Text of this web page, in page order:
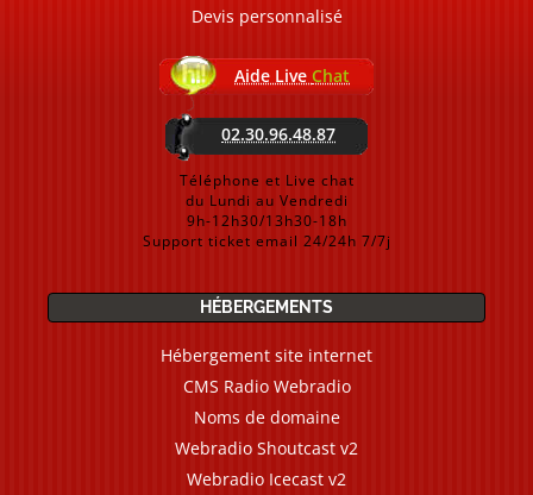
Devis personnalisé
Aide Live Chat
02.30.96.48.87
Téléphone et Live chat
du Lundi au Vendredi
9h-12h30/13h30-18h
Support ticket email 24/24h 7/7j
HÉBERGEMENTS
Hébergement site internet
CMS Radio Webradio
Noms de domaine
Webradio Shoutcast v2
Webradio Icecast v2